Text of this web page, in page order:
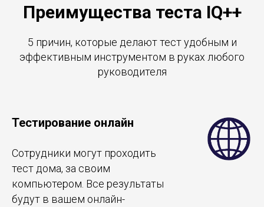
Преимущества теста IQ++
5 причин, которые делают тест удобным и
эффективным инструментом в руках любого
руководителя
Тестирование онлайн
Сотрудники могут проходить
тест дома, за своим
компьютером. Все результаты
будут в вашем онлайн-